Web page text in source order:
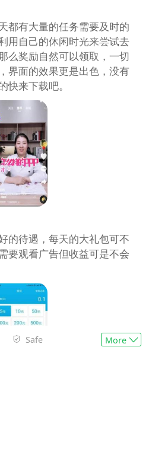
都有大量的任务需要及时的
用自己的休闲时光来尝试去
么奖励自然可以领取，一切
界面的效果更是出色，没有
快来下载吧。
的待遇，每天的大礼包可不
要观看广告但收益可是不会
面可是极为严格，系统会
的阻碍
Safe More